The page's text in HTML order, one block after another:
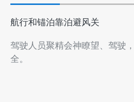
航行和锚泊靠泊避风关
驾驶人员聚精会神瞭望、驾驶
全。